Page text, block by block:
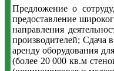
Предложение о
предоставление
направления
производителей; Сдача
аренду оборудования
(более 20 000 кв.м